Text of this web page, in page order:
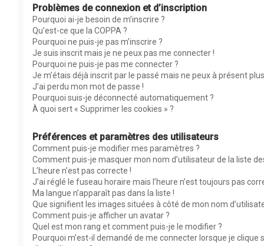
Problèmes de connexion et d’inscription
Pourquoi ai-je besoin de m’inscrire ?
Qu’est-ce que la COPPA ?
Pourquoi ne puis-je pas m’inscrire ?
Je suis inscrit mais je ne peux pas me connecter !
Pourquoi ne puis-je pas me connecter ?
Je m’étais déjà inscrit par le passé mais ne peux à présent
J’ai perdu mon mot de passe !
Pourquoi suis-je déconnecté automatiquement ?
À quoi sert « Supprimer les cookies » ?
Préférences et paramètres des utilisateurs
Comment puis-je modifier mes paramètres ?
Comment puis-je masquer mon nom d’utilisateur de la liste
L’heure n’est pas correcte !
J’ai réglé le fuseau horaire mais l’heure n’est toujours pas
Ma langue n’apparaît pas dans la liste !
Que signifient les images situées à côté de mon nom
Comment puis-je afficher un avatar ?
Quel est mon rang et comment puis-je le modifier ?
Pourquoi m’est-il demandé de me connecter lorsque je clique